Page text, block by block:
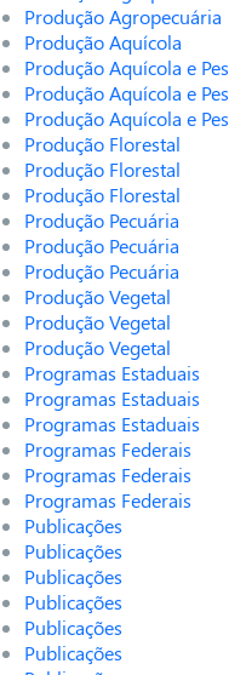
Produção Agropecuária
Produção Aquícola
Produção Aquícola e
Produção Aquícola e
Produção Aquícola e
Produção Florestal
Produção Florestal
Produção Florestal
Produção Pecuária
Produção Pecuária
Produção Pecuária
Produção Vegetal
Produção Vegetal
Produção Vegetal
Programas Estaduais
Programas Estaduais
Programas Estaduais
Programas Federais
Programas Federais
Programas Federais
Publicações
Publicações
Publicações
Publicações
Publicações
Publicações